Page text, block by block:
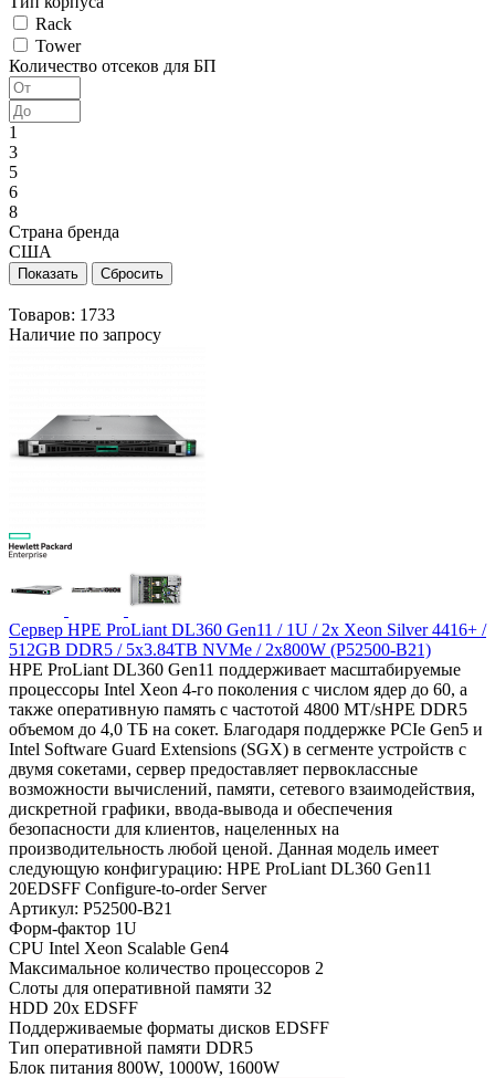
Rack
Tower
Количество отсеков для БП
1
3
5
6
8
Страна бренда
США
Товаров: 1733
Наличие по запросу
Сервер HPE ProLiant DL360 Gen11 / 1U / 2x Xeon Silver 4416+ /
512GB DDR5 / 5x3.84TB NVMe / 2x800W (P52500-B21)
HPE ProLiant DL360 Gen11 поддерживает масштабируемые
процессоры Intel Xeon 4-го поколения с числом ядер до 60, а
также оперативную память с частотой 4800 МТ/sHPE DDR5
объемом до 4,0 ТБ на сокет. Благодаря поддержке PCIe Gen5 и
Intel Software Guard Extensions (SGX) в сегменте устройств с
двумя сокетами, сервер предоставляет первоклассные
возможности вычислений, памяти, сетевого взаимодействия,
дискретной графики, ввода-вывода и обеспечения
безопасности для клиентов, нацеленных на
производительность любой ценой. Данная модель имеет
следующую конфигурацию: HPE ProLiant DL360 Gen11
20EDSFF Configure-to-order Server
Артикул: P52500-B21
Форм-фактор 1U
CPU Intel Xeon Scalable Gen4
Максимальное количество процессоров 2
Слоты для оперативной памяти 32
HDD 20x EDSFF
Поддерживаемые форматы дисков EDSFF
Тип оперативной памяти DDR5
Блок питания 800W, 1000W, 1600W